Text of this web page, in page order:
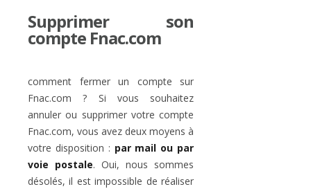
Supprimer son
compte Fnac.com
comment fermer un compte sur
Fnac.com ? Si vous souhaitez
annuler ou supprimer votre compte
Fnac.com, vous avez deux moyens à
votre disposition : par mail ou par
voie postale. Oui, nous sommes
désolés, il est impossible de réaliser